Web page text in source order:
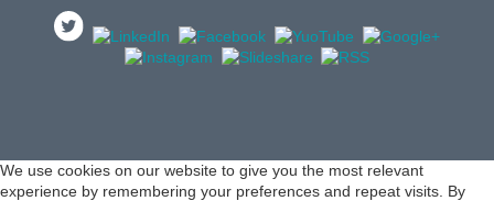
We use cookies on our website to give you the most relevant
experience by remembering your preferences and repeat visits. By